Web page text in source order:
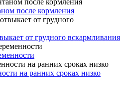
после кормления
от грудного вскармливания
на ранних сроках низко